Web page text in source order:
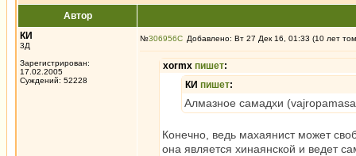
Автор
КИ
3Д
Зарегистрирован:
17.02.2005
Суждений: 52228
№306956 Добавлено: Вт 27 Дек 16, 01:33 (10 лет
xormx пишет:
КИ пишет:
Алмазное самадхи
Конечно, ведь махаянист может
она является хинаянской и ведет